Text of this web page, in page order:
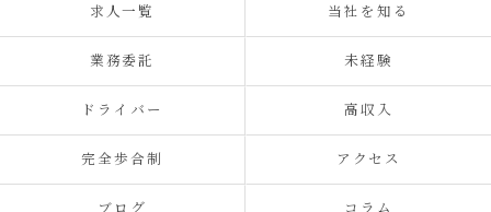
求人一覧 当社を知る
業務委託 未経験
ドライバー 高収入
完全歩合制 アクセス